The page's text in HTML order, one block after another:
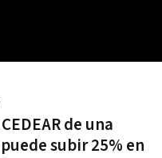
de una
subir 25% en